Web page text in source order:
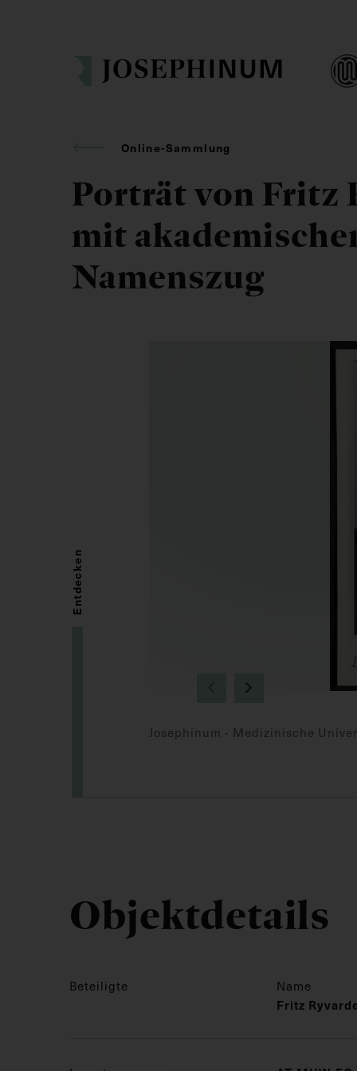
Online-Sammlung
Porträt von Fritz
mit
Namenszug
Josephinum - Medizinische
Entdecken
Objektdetails
Beteiligte Name
Fritz